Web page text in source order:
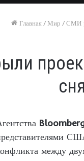
Главная / Мир / СМИ
между